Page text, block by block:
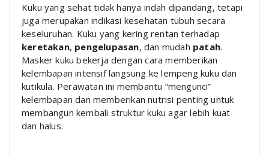
Kuku yang sehat tidak hanya indah dipandang, tetapi
juga merupakan indikasi kesehatan tubuh secara
keseluruhan. Kuku yang kering rentan terhadap
keretakan, pengelupasan, dan mudah patah.
Masker kuku bekerja dengan cara memberikan
kelembapan intensif langsung ke lempeng kuku dan
kutikula. Perawatan ini membantu “mengunci”
kelembapan dan memberikan nutrisi penting untuk
membangun kembali struktur kuku agar lebih kuat
dan halus.